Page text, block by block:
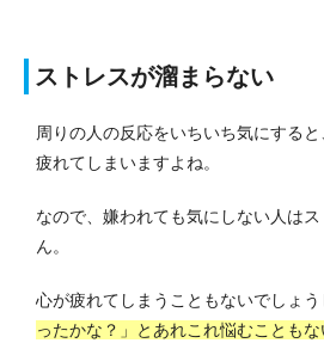
ストレスが溜まらない
周りの人の反応をいちいち気にする
疲れてしまいますよね。
なので、嫌われても気にしない人は
ん。
心が疲れてしまうこともないでしょう
ったかな？」とあれこれ悩むこともな